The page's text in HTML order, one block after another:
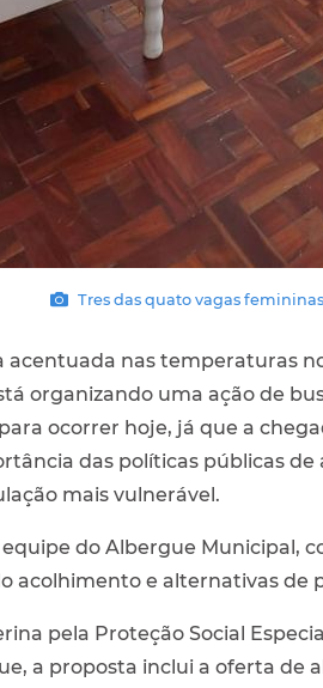
Tres das quato vagas
acentuada nas temperaturas
organizando uma ação de
ocorrer hoje, já que a
das políticas públicas
mais vulnerável.
do Albergue Municipal,
acolhimento e alternativas
pela Proteção Social
a proposta inclui a oferta de